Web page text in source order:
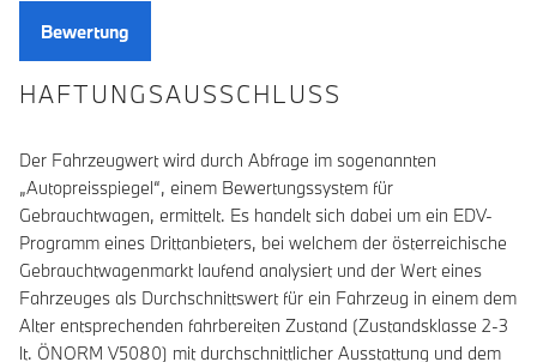
HAFTUNGSAUSSCHLUSS
Der Fahrzeugwert wird durch Abfrage im sogenannten
„Autopreisspiegel“, einem Bewertungssystem für
Gebrauchtwagen, ermittelt. Es handelt sich dabei um ein EDV-
Programm eines Drittanbieters, bei welchem der österreichische
Gebrauchtwagenmarkt laufend analysiert und der Wert eines
Fahrzeuges als Durchschnittswert für ein Fahrzeug in einem dem
Alter entsprechenden fahrbereiten Zustand (Zustandsklasse 2-3
lt. ÖNORM V5080) mit durchschnittlicher Ausstattung und dem